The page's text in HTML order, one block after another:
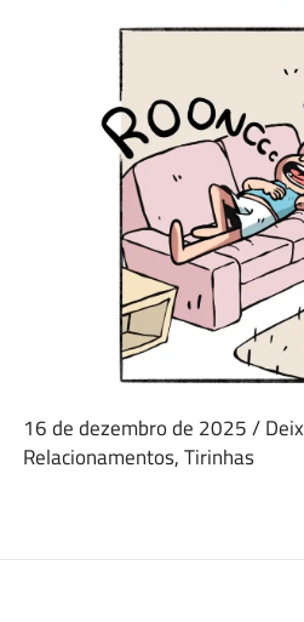
16 de dezembro de 2025/
Relacionamentos,Tirinhas